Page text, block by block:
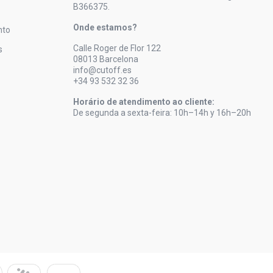
B366375.
Onde estamos?
Calle Roger de Flor 122
08013 Barcelona
info@cutoff.es
+34 93 532 32 36
Horário de atendimento ao cliente:
De segunda a sexta-feira: 10h–14h y 16h–20h